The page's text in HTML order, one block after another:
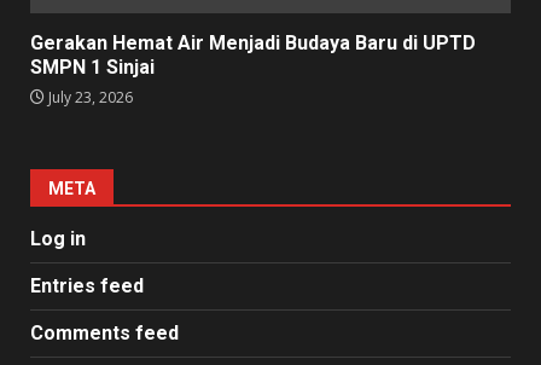
Gerakan Hemat Air Menjadi Budaya Baru di UPTD
SMPN 1 Sinjai
July 23, 2026
META
Log in
Entries feed
Comments feed